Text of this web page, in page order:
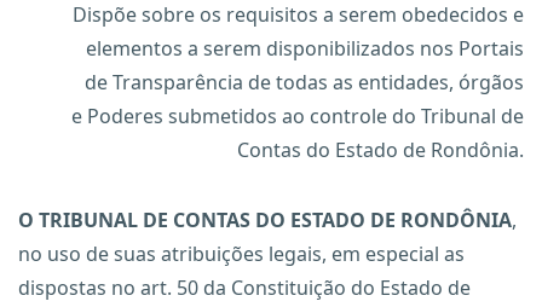
Dispõe sobre os requisitos a serem obedecidos e
elementos a serem disponibilizados nos Portais
de Transparência de todas as entidades, órgãos
e Poderes submetidos ao controle do Tribunal de
Contas do Estado de Rondônia.
O TRIBUNAL DE CONTAS DO ESTADO DE RONDÔNIA,
no uso de suas atribuições legais, em especial as
dispostas no art. 50 da Constituição do Estado de